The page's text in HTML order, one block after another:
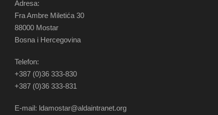
Adresa:
Fra Ambre Miletića 30
88000 Mostar
Bosna i Hercegovina
Telefon:
+387 (0)36 333-830
+387 (0)36 333-831
E-mail: ldamostar@aldaintranet.org